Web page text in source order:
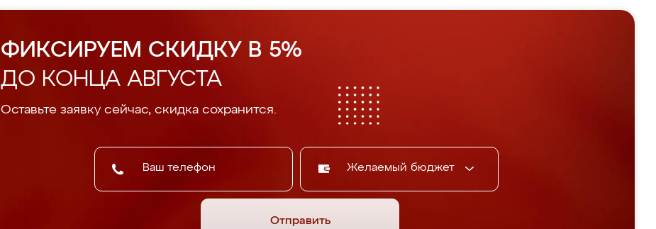
ФИКСИРУЕМ СКИДКУ В 5%
ДО КОНЦА АВГУСТА
Оставьте заявку сейчас, скидка сохранится.
Желаемый бюджет
Отправить